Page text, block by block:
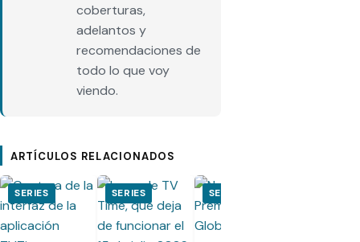
coberturas,
adelantos y
recomendaciones de
todo lo que voy
viendo.
ARTÍCULOS RELACIONADOS
SERIES SERIES SERIES